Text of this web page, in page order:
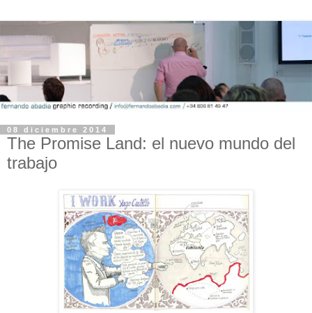
08 diciembre 2014
The Promise Land: el nuevo mundo del
trabajo